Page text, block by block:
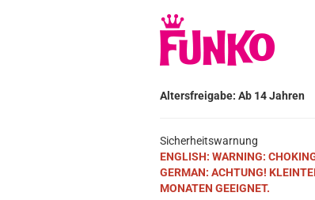
Altersfreigabe: Ab 14 Jahren
Sicherheitswarnung
ENGLISH: WARNING:
GERMAN: ACHTUNG!
MONATEN GEEIGNET.